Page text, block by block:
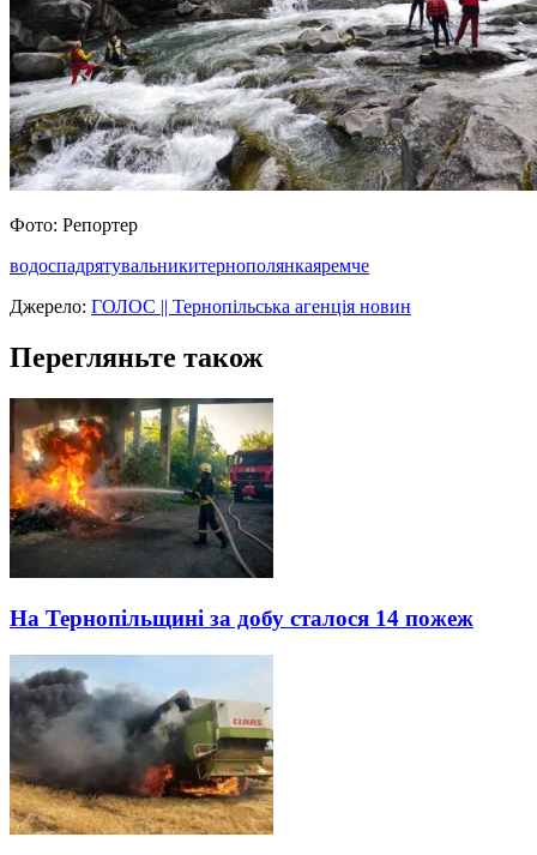
Фото: Репортер
водоспадрятувальникитернополянкаяремче
Джерело: ГОЛОС || Тернопільська агенція новин
Перегляньте також
На Тернопільщині за добу сталося 14 пожеж